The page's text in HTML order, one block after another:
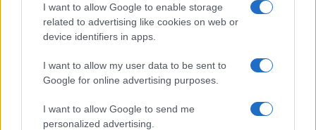
I want to allow Google to enable storage
related to advertising like cookies on web or
device identifiers in apps.
I want to allow my user data to be sent to
Google for online advertising purposes.
I want to allow Google to send me
personalized advertising.
La macchina usata più affidabile: un investimento che esige
ponderazione